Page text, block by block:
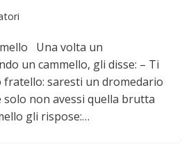
Una volta un
un cammello, gli disse: – Ti
fratello: saresti un dromedario
solo non avessi quella brutta
gli rispose:…